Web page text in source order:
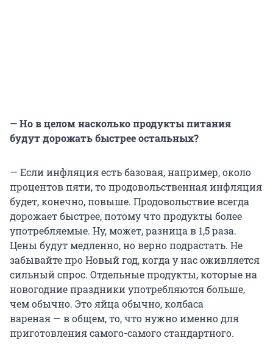
— Но в целом насколько продукты питания
будут дорожать быстрее остальных?
— Если инфляция есть базовая, например, около
процентов пяти, то продовольственная инфляция
будет, конечно, повыше. Продовольствие всегда
дорожает быстрее, потому что продукты более
употребляемые. Ну, может, разница в 1,5 раза.
Цены будут медленно, но верно подрастать. Не
забывайте про Новый год, когда у нас оживляется
сильный спрос. Отдельные продукты, которые на
новогодние праздники употребляются больше,
чем обычно. Это яйца обычно, колбаса
вареная — в общем, то, что нужно именно для
приготовления самого-самого стандартного.